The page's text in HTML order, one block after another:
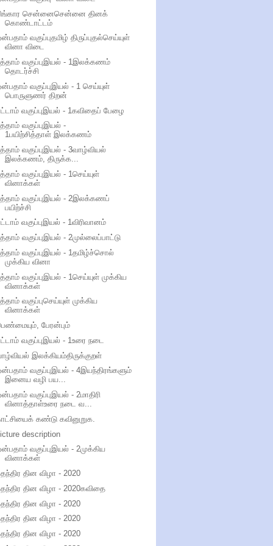
சென்னைசென்னை தினக்
கொண்டாட்டம்
வகுப்புதமிழ் திருப்புதல்செய்யுள்
வினா விடை
வகுப்புஇயல் - 1இலக்கணம்
தொடர்ச்சி
வகுப்புஇயல் - 1 செய்யுள்
பொருளுணர் திறன்
வகுப்புஇயல் - 1கவிதைப் பேழை
வகுப்புஇயல் -
1பயிற்சித்தாள் இலக்கணம்
வகுப்புஇயல் - 3வாழ்வியல்
இலக்கணம், திருக்க...
வகுப்புஇயல் - 1செய்யுள்
வினாக்கள்
வகுப்புஇயல் - 2இலக்கணப்
பயிற்ச்சி
வகுப்புஇயல் - 1விரிவானம்
வகுப்புஇயல் - 2முல்லைப்பாட்டு
வகுப்புஇயல் - 1தமிழ்ச்சொல்
முக்கிய வினா
வகுப்புஇயல் - 1செய்யுள் முக்கிய
வினாக்கள்
வகுப்புசெய்யுள் முக்கிய
வினாக்கள்
பேரன்பும்
வகுப்புஇயல் - 1உரை நடை
இலக்கியம்திருக்குறள்
வகுப்புஇயல் - 4இயந்திரங்களும்
இனைய வழி பய...
வகுப்புஇயல் - 2மாதிரி
வினாத்தாள்உரை நடை வ...
கண்டு கவினுறுக.
description
வகுப்புஇயல் - 2முக்கிய
வினாக்கள்
தின விழா - 2020
தின விழா - 2020கவிதை
தின விழா - 2020
தின விழா - 2020
தின விழா - 2020